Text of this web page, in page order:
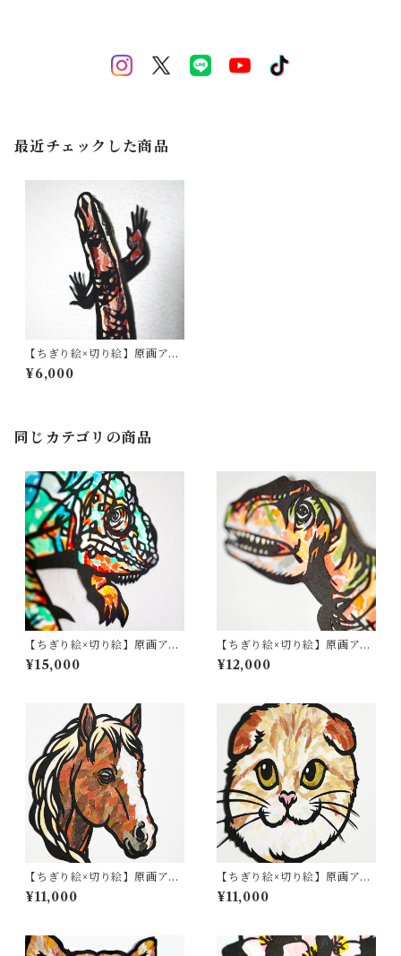
最近チェックした商品
【ちぎり絵×切り絵】原画アー
ト『to-ka-ge（琉球トカ
ゲ）』
¥6,000
同じカテゴリの商品
【ちぎり絵×切り絵】原画アー
ト『chame-leon（カメレオ
ン）』
¥15,000
【ちぎり絵×切り絵】原画アー
ト『kyo-ryu（恐竜）』
¥12,000
【ちぎり絵×切り絵】原画アー
ト 『horse（馬）』
¥11,000
【ちぎり絵×切り絵】原画アー
ト Paper-Cat #01（Scottish
Fold）
¥11,000